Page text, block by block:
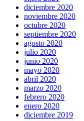
diciembre 2020
noviembre 2020
octubre 2020
septiembre 2020
agosto 2020
julio 2020
junio 2020
mayo 2020
abril 2020
marzo 2020
febrero 2020
enero 2020
diciembre 2019